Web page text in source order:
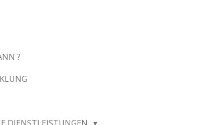
?